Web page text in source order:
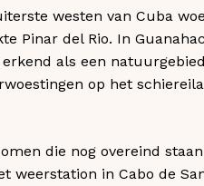
westen van Cuba
Pinar del Rio. In
als een
op het
die nog overeind
weerstation in Cabo de